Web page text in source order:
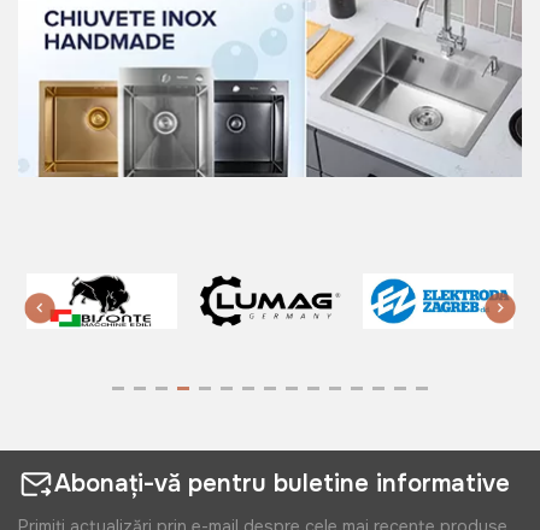
Abonați-vă pentru buletine informative